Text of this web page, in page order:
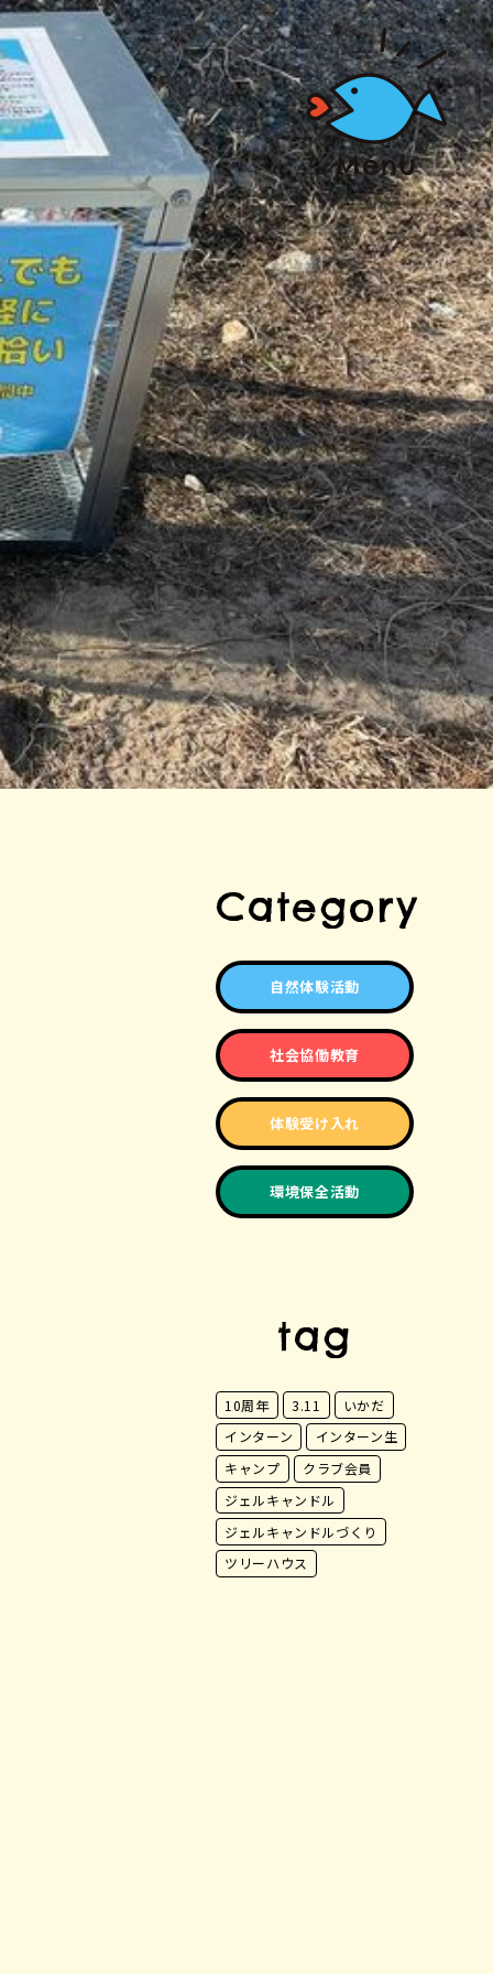
Category
自然体験活動
社会協働教育
体験受け入れ
環境保全活動
tag
10周年 3.11
いかだ
インターン
インターン生
キャンプ
クラブ会員
ジェルキャンドル
ジェルキャンドルづくり
ツリーハウス